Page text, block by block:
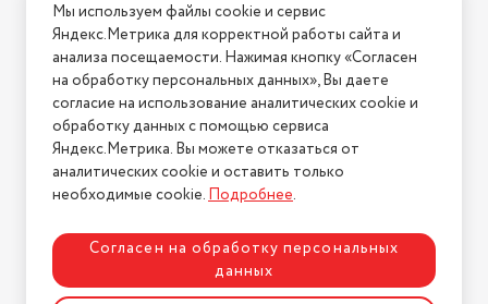
Условия возврата
Нашли ошибку на сайте? Напишите нам
2026 © Интернет-магазин "АстМаркет". У нас есть всё!
Политика конфиденциальности
Мы используем файлы cookie и сервис
Яндекс.Метрика для корректной работы сайта и
анализа посещаемости. Нажимая кнопку «Согласен
на обработку персональных данных», Вы даете
согласие на использование аналитических cookie и
обработку данных с помощью сервиса
Яндекс.Метрика. Вы можете отказаться от
аналитических cookie и оставить только
необходимые cookie.Подробнее.
Согласен на обработку персональных
данных